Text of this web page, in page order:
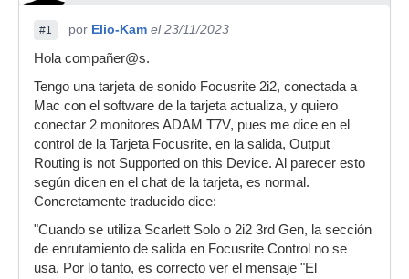
#1 por Elio-Kam el 23/11/2023
Hola compañer@s.
Tengo una tarjeta de sonido Focusrite 2i2, conectada a
Mac con el software de la tarjeta actualiza, y quiero
conectar 2 monitores ADAM T7V, pues me dice en el
control de la Tarjeta Focusrite, en la salida, Output
Routing is not Supported on this Device. Al parecer esto
según dicen en el chat de la tarjeta, es normal.
Concretamente traducido dice:
"Cuando se utiliza Scarlett Solo o 2i2 3rd Gen, la sección
de enrutamiento de salida en Focusrite Control no se
usa. Por lo tanto, es correcto ver el mensaje "El